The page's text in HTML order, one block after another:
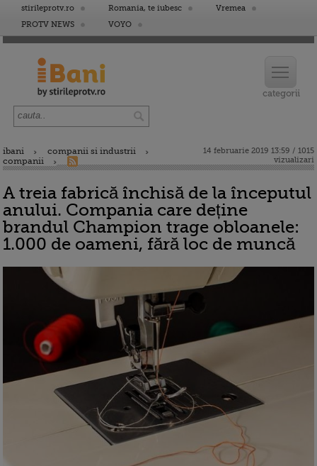
stirileprotv.ro Romania, te iubesc
Vremea
PROTV NEWS
VOYO
ibani
companii si industrii
companii
14 februarie 2019 13:59 / 1015
vizualizari
A treia fabrică închisă de la începutul
anului. Compania care deține
brandul Champion trage obloanele:
1.000 de oameni, fără loc de muncă